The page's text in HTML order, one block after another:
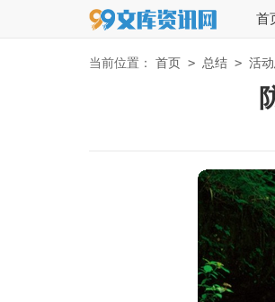
首
当前位置： 首页 > 总结 > 活